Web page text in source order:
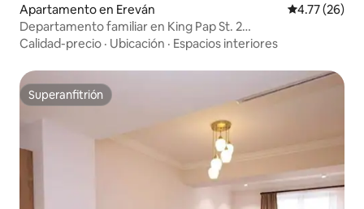
Apartamento en Ereván Calificación
4.77 (26)
Departamento familiar en King Pap St. 2
dormitorios/balcón/ 26/4-23/2
Calidad-precio · Ubicación · Espacios interiores
Superanfitrión
Superanfitrión